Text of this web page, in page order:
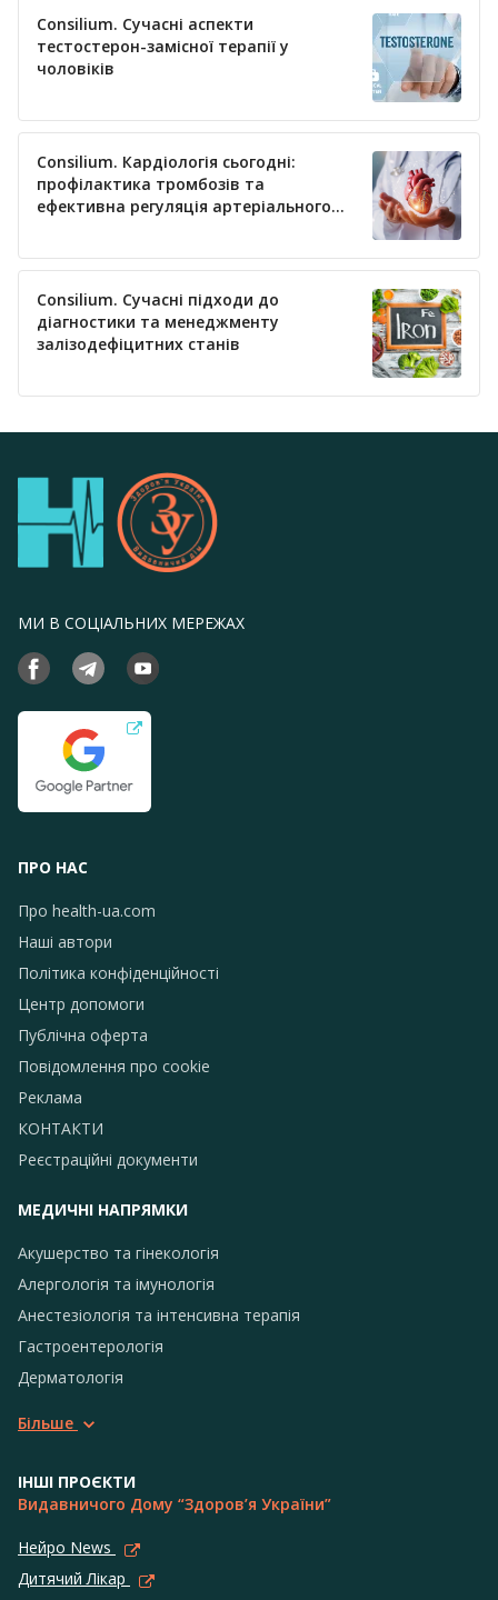
Consilium. Сучасні аспекти
тестостерон-замісної терапії у
чоловіків
Consilium. Кардіологія сьогодні:
профілактика тромбозів та
ефективна регуляція артеріального
Consilium. Сучасні підходи до
діагностики та менеджменту
залізодефіцитних станів
МИ В СОЦІАЛЬНИХ МЕРЕЖАХ
ПРО НАС
Про health-ua.com
Наші автори
Політика конфіденційності
Центр допомоги
Публічна оферта
Повідомлення про сookie
Реклама
КОНТАКТИ
Реєстраційні документи
МЕДИЧНІ НАПРЯМКИ
Акушерство та гінекологія
Алергологія та імунологія
Анестезіологія та інтенсивна терапія
Гастроентерологія
Дерматологія
Більше
ІНШІ ПРОЄКТИ
Видавничого Дому “Здоров’я України”
Нейро News
Дитячий Лікар